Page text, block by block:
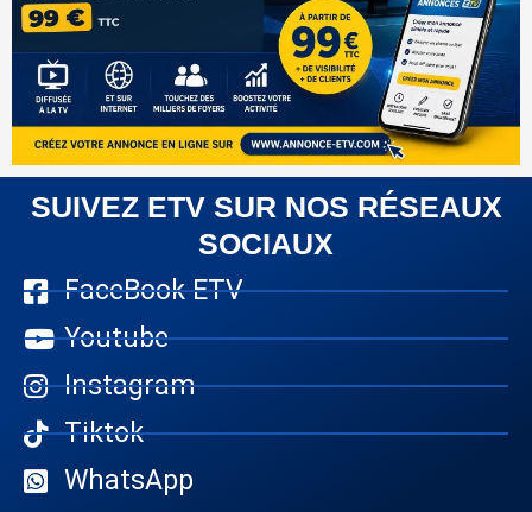
SUIVEZ ETV SUR NOS RÉSEAUX
SOCIAUX
FaceBook ETV
Youtube
Instagram
Tiktok
WhatsApp